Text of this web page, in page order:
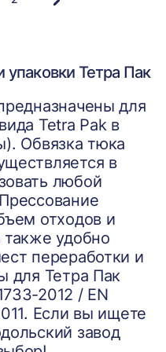
Следующая
Тетра Пак
для
Tetra Pak в
Обвязка тюка
в
любой
отходов и
удобно
переработки и
для Тетра Пак
2012 / EN
Если вы ищете
завод